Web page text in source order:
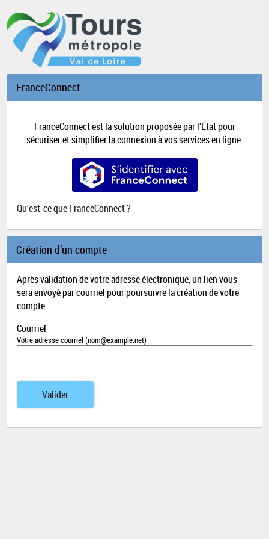
FranceConnect
FranceConnect est la solution proposée par l’État pour
sécuriser et simplifier la connexion à vos services en ligne.
S’identifier avec FranceConnect
Qu’est-ce que FranceConnect ?
Création d’un compte
Après validation de votre adresse électronique, un lien vous
sera envoyé par courriel pour poursuivre la création de votre
compte.
Courriel
Votre adresse courriel (nom@example.net)
Valider